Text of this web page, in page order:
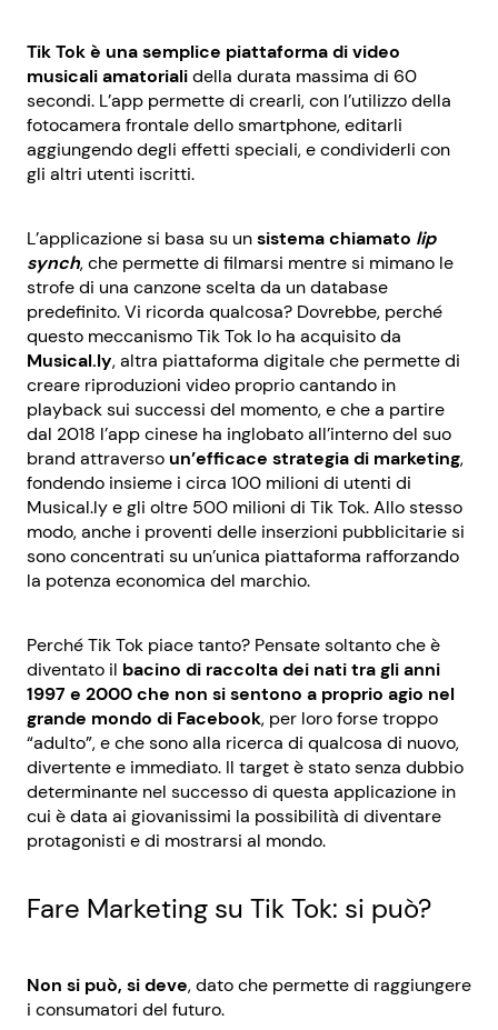
Tik Tok è una semplice piattaforma di video
musicali amatorialidella durata massima di 60
secondi. L’app permette di crearli, con l’utilizzo della
fotocamera frontale dello smartphone, editarli
aggiungendo degli effetti speciali, e condividerli con
gli altri utenti iscritti.
L’applicazione si basa su unsistema chiamato lip
synch, che permette di filmarsi mentre si mimano le
strofe di una canzone scelta da un database
predefinito. Vi ricorda qualcosa? Dovrebbe, perché
questo meccanismo Tik Tok lo ha acquisito da
Musical.ly, altra piattaforma digitale che permette di
creare riproduzioni video proprio cantando in
playback sui successi del momento, e che a partire
dal 2018 l’app cinese ha inglobato all’interno del suo
brand attraversoun’efficace strategia di marketing,
fondendo insieme i circa 100 milioni di utenti di
Musical.ly e gli oltre 500 milioni di Tik Tok. Allo stesso
modo, anche i proventi delle inserzioni pubblicitarie si
sono concentrati su un’unica piattaforma rafforzando
la potenza economica del marchio.
Perché Tik Tok piace tanto? Pensate soltanto che è
diventato il bacino di raccolta dei nati tra gli anni
1997 e 2000 che non si sentono a proprio agio nel
grande mondo di Facebook, per loro forse troppo
“adulto”, e che sono alla ricerca di qualcosa di nuovo,
divertente e immediato. Il target è stato senza dubbio
determinante nel successo di questa applicazione in
cui è data ai giovanissimi la possibilità di diventare
protagonisti e di mostrarsi al mondo.
Fare Marketing su Tik Tok: si può?
Non si può, si deve, dato che permette di raggiungere
i consumatori del futuro.